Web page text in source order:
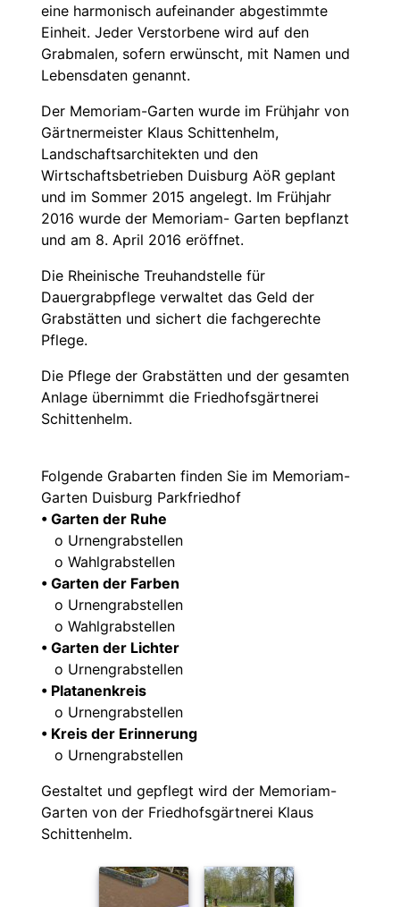
eine harmonisch aufeinander abgestimmte
Einheit. Jeder Verstorbene wird auf den
Grabmalen, sofern erwünscht, mit Namen und
Lebensdaten genannt.
Der Memoriam-Garten wurde im Frühjahr von
Gärtnermeister Klaus Schittenhelm,
Landschaftsarchitekten und den
Wirtschaftsbetrieben Duisburg AöR geplant
und im Sommer 2015 angelegt. Im Frühjahr
2016 wurde der Memoriam- Garten bepflanzt
und am 8. April 2016 eröffnet.
Die Rheinische Treuhandstelle für
Dauergrabpflege verwaltet das Geld der
Grabstätten und sichert die fachgerechte
Pflege.
Die Pflege der Grabstätten und der gesamten
Anlage übernimmt die Friedhofsgärtnerei
Schittenhelm.
Folgende Grabarten finden Sie im Memoriam-
Garten Duisburg Parkfriedhof
• Garten der Ruhe
o Urnengrabstellen
o Wahlgrabstellen
• Garten der Farben
o Urnengrabstellen
o Wahlgrabstellen
• Garten der Lichter
o Urnengrabstellen
• Platanenkreis
o Urnengrabstellen
• Kreis der Erinnerung
o Urnengrabstellen
Gestaltet und gepflegt wird der Memoriam-
Garten von der Friedhofsgärtnerei Klaus
Schittenhelm.